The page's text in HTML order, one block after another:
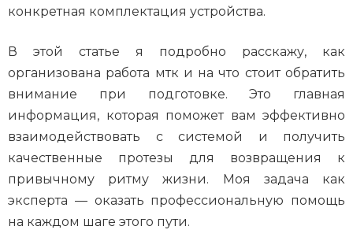
конкретная комплектация устройства.
В этой статье я подробно расскажу, как
организована работа мтк и на что стоит обратить
внимание при подготовке. Это главная
информация, которая поможет вам эффективно
взаимодействовать с системой и получить
качественные протезы для возвращения к
привычному ритму жизни. Моя задача как
эксперта — оказать профессиональную помощь
на каждом шаге этого пути.